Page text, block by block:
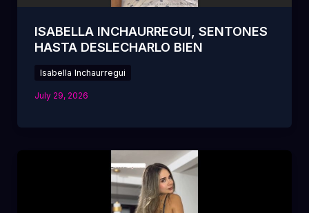
ISABELLA INCHAURREGUI, SENTONES
HASTA DESLECHARLO BIEN
Isabella Inchaurregui
July 29, 2026